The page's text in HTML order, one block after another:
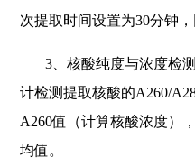
次提取时间设置为30分钟，
3 、核酸纯度与浓度检
计检测提取核酸的A260/
A260值（计算核酸浓度）
均值。